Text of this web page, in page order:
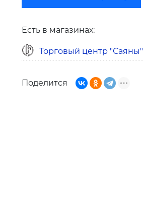
Есть в магазинах:
Торговый центр "Саяны"
Поделится